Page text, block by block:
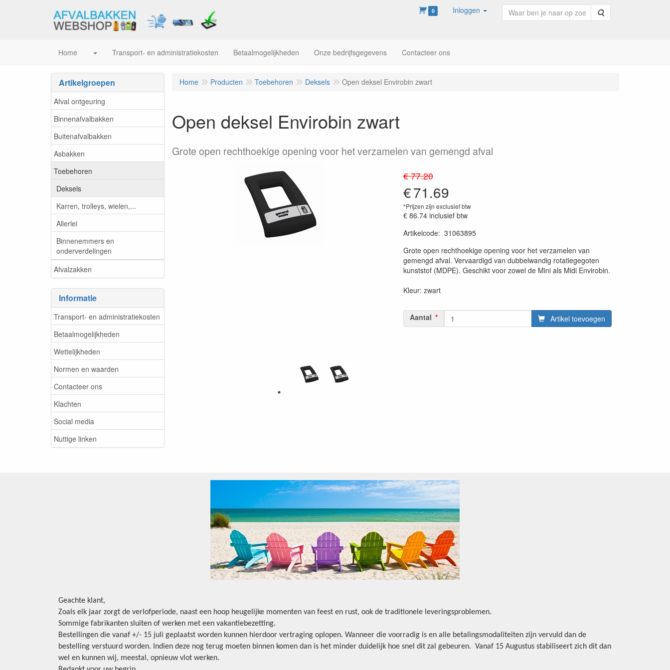
0 Inloggen Zoeken
Home Transport- en administratiekosten Betaalmogelijkheden Onze bedrijfsgegevens Contacteer ons
Artikelgroepen
Afval ontgeuring
Binnenafvalbakken
Buitenafvalbakken
Asbakken
Toebehoren
Deksels
Karren, trolleys, wielen,...
Allerlei
Binnenemmers en
onderverdelingen
Afvalzakken
Informatie
Transport- en administratiekosten
Betaalmogelijkheden
Wettelijkheden
Normen en waarden
Contacteer ons
Klachten
Social media
Nuttige linken
Home Producten Toebehoren Deksels Open deksel Envirobin zwart
Open deksel Envirobin zwart
Grote open rechthoekige opening voor het verzamelen van gemengd afval
€ 77.20
€71.69
*Prijzen zijn exclusief btw
€ 86.74 inclusief btw
Artikelcode: 31063895
Grote open rechthoekige opening voor het verzamelen van
gemengd afval. Vervaardigd van dubbelwandig rotatiegegoten
kunststof (MDPE). Geschikt voor zowel de Mini als Midi Envirobin.
Kleur: zwart
Aantal Artikel toevoegen
Geachte klant,
Zoals elk jaar zorgt de verlofperiode, naast een hoop heugelijke momenten van feest en rust, ook de traditionele leveringsproblemen.
Sommige fabrikanten sluiten of werken met een vakantiebezetting.
Bestellingen die vanaf +/- 15 juli geplaatst worden kunnen hierdoor vertraging oplopen. Wanneer die voorradig is en alle betalingsmodaliteiten zijn vervuld dan de
bestelling verstuurd worden. Indien deze nog terug moeten binnen komen dan is het minder duidelijk hoe snel dit zal gebeuren. Vanaf 15 Augustus stabiliseert zich dit dan
wel en kunnen wij, meestal, opnieuw vlot werken.